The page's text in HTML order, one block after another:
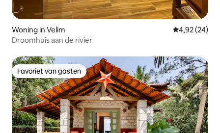
Woning in Velim Gemiddelde
4,92 (24)
Droomhuis aan de rivier
Favoriet van gasten
Favoriet van gasten